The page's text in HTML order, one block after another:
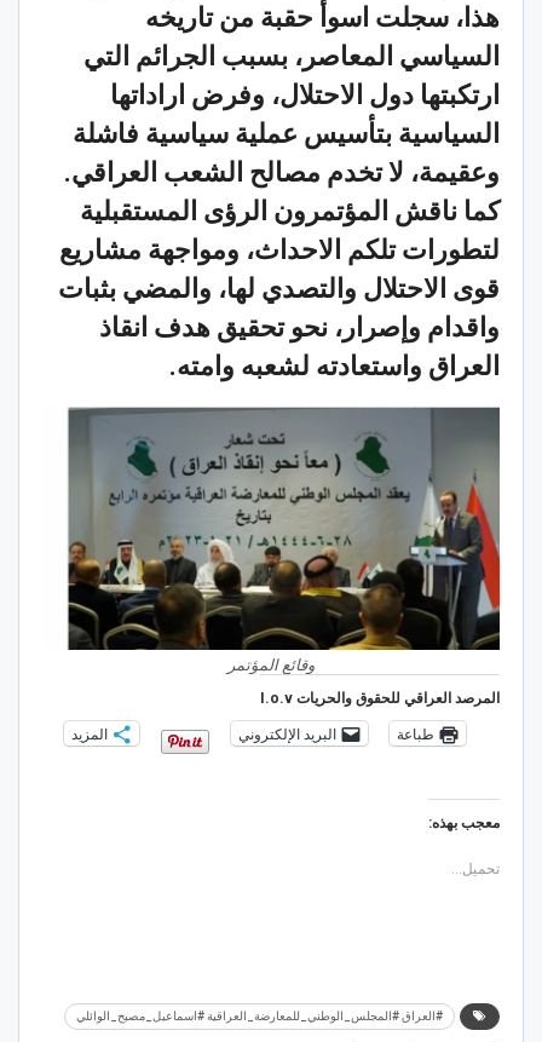
هذا، سجلت اسوأ حقبة من تاريخه
السياسي المعاصر، بسبب الجرائم التي
ارتكبتها دول الاحتلال، وفرض اراداتها
السياسية بتأسيس عملية سياسية فاشلة
وعقيمة، لا تخدم مصالح الشعب العراقي.
كما ناقش المؤتمرون الرؤى المستقبلية
لتطورات تلكم الاحداث، ومواجهة مشاريع
قوى الاحتلال والتصدي لها، والمضي بثبات
واقدام وإصرار، نحو تحقيق هدف انقاذ
العراق واستعادته لشعبه وامته.
وقائع المؤتمر
المرصد العراقي للحقوق والحريات I.o.v
طباعة البريد الإلكتروني المزيد
معجب بهذه:
تحميل...
#العراق #المجلس_الوطني_للمعارضة_العراقية #اسماعيل_مصبح_الوائلي